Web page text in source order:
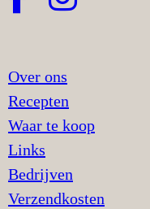
Over ons
Recepten
Waar te koop
Links
Bedrijven
Verzendkosten